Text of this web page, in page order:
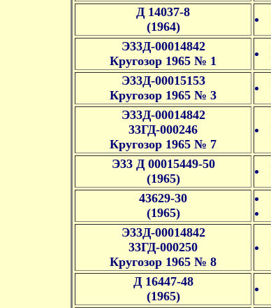
Д 14037-8
(1964)
Э33Д-00014842
Кругозор 1965 № 1
Э33Д-00015153
Кругозор 1965 № 3
Э33Д-00014842
33ГД-000246
Кругозор 1965 № 7
Э33 Д 00015449-50
(1965)
43629-30
(1965)
Э33Д-00014842
33ГД-000250
Кругозор 1965 № 8
Д 16447-48
(1965)